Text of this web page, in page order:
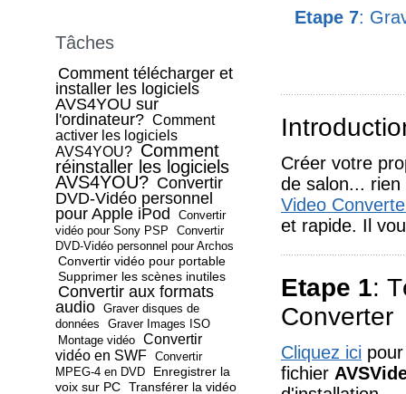
Etape 7:
Créer votre
de salon...
Video
et rapide. Il
Etape 1:
Converter
Cliquez ici
fichier
Tâches
Comment télécharger et
installer les logiciels
AVS4YOU sur
l'ordinateur? Comment
activer les logiciels
AVS4YOU? Comment
réinstaller les logiciels
AVS4YOU? Convertir
DVD-Vidéo personnel
pour Apple iPod
Convertir
vidéo pour Sony PSP
Convertir
DVD-Vidéo personnel pour Archos
Convertir vidéo pour portable
Supprimer les scènes inutiles
Convertir aux formats
audio Graver disques de
données
Graver Images ISO
Montage vidéo Convertir
vidéo en SWF Convertir
MPEG-4 en DVD
Enregistrer la
voix sur PC Transférer la vidéo